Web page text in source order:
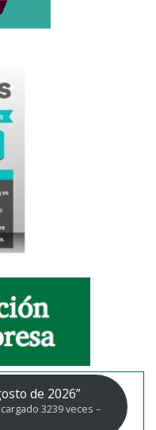
de 2026”
3239 veces –